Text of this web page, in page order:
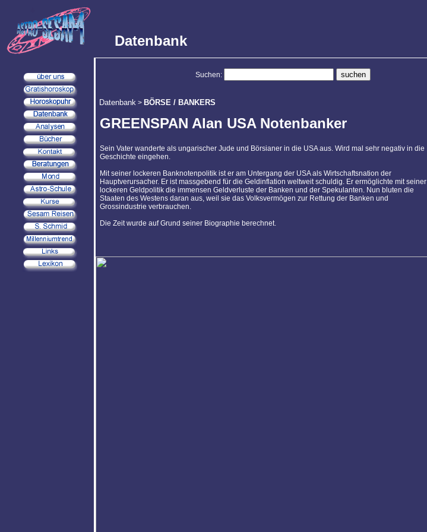
Datenbank
Suchen:
Datenbank > BÖRSE / BANKERS
GREENSPAN Alan USA Notenbanker
Sein Vater wanderte als ungarischer Jude und Börsianer in die USA aus. Wird mal sehr negativ in die
Geschichte eingehen.
Mit seiner lockeren Banknotenpolitik ist er am Untergang der USA als Wirtschaftsnation der
Hauptverursacher. Er ist massgebend für die Geldinflation weltweit schuldig. Er ermöglichte mit seiner
lockeren Geldpolitik die immensen Geldverluste der Banken und der Spekulanten. Nun bluten die
Staaten des Westens daran aus, weil sie das Volksvermögen zur Rettung der Banken und
Grossindustrie verbrauchen.
Die Zeit wurde auf Grund seiner Biographie berechnet.